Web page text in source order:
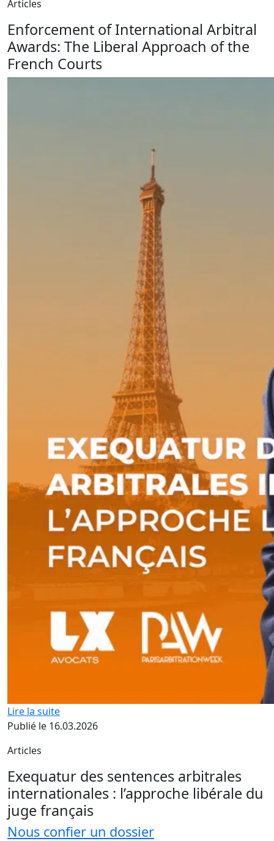
Articles
Enforcement of International Arbitral
Awards: The Liberal Approach of the
French Courts
Lire la suite
Publié le 16.03.2026
Articles
Exequatur des sentences arbitrales
internationales : l’approche libérale du
juge français
Nous confier un dossier